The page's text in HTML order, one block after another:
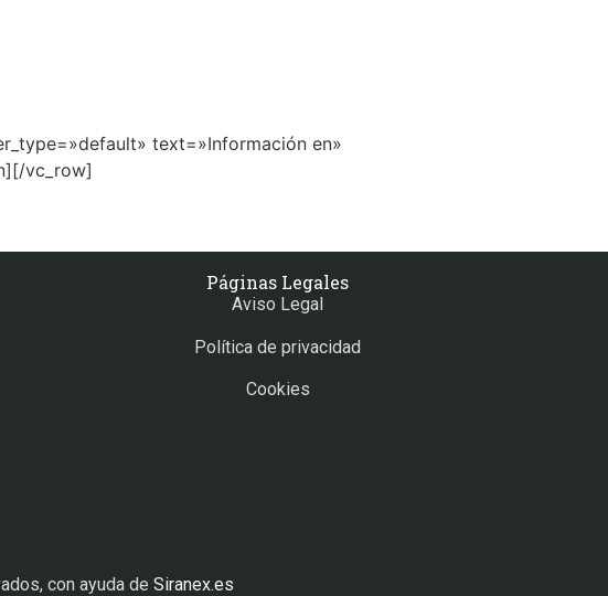
text=»Información en»
vc_row]
Páginas Legales
Aviso Legal
Política de privacidad
Cookies
con ayuda deSiranex.es